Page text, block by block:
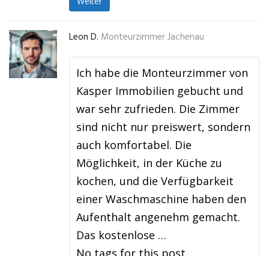
Leon D. Monteurzimmer Jachenau
Ich habe die Monteurzimmer von
Kasper Immobilien gebucht und
war sehr zufrieden. Die Zimmer
sind nicht nur preiswert, sondern
auch komfortabel. Die
Möglichkeit, in der Küche zu
kochen, und die Verfügbarkeit
einer Waschmaschine haben den
Aufenthalt angenehm gemacht.
Das kostenlose …
No tags for this post.